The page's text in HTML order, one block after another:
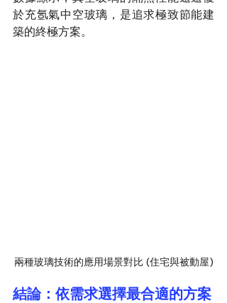
於充氬氣中空玻璃，是追求極致節能建
築的終極方案。
兩種玻璃技術的應用場景對比 (住宅與被動屋)
結論：依需求選擇最合適的方案